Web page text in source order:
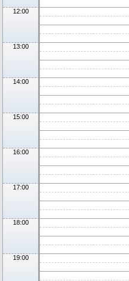
12:00
13:00
14:00
15:00
16:00
17:00
18:00
19:00